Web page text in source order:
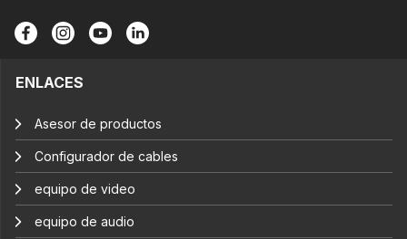
ENLACES
Asesor de productos
Configurador de cables
equipo de video
equipo de audio